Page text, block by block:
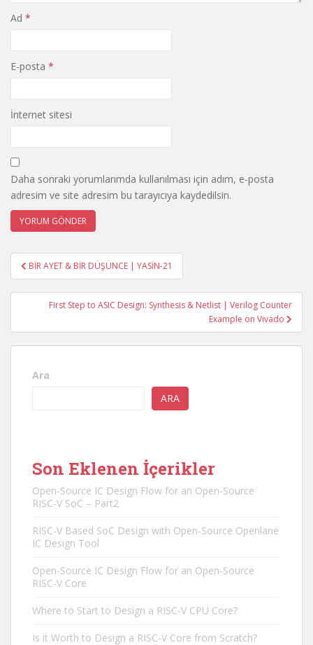
Ad *
E-posta *
İnternet sitesi
Daha sonraki yorumlarımda kullanılması için adım, e-posta
adresim ve site adresim bu tarayıcıya kaydedilsin.
Yazı
gezinmesi
BİR AYET & BİR DÜŞÜNCE | YASİN-21
First Step to ASIC Design: Synthesis & Netlist | Verilog Counter
Example on Vivado
Ara
ARA
Son Eklenen İçerikler
Open-Source IC Design Flow for an Open-Source
RISC-V SoC – Part2
RISC-V Based SoC Design with Open-Source Openlane
IC Design Tool
Open-Source IC Design Flow for an Open-Source
RISC-V Core
Where to Start to Design a RISC-V CPU Core?
Is it Worth to Design a RISC-V Core from Scratch?